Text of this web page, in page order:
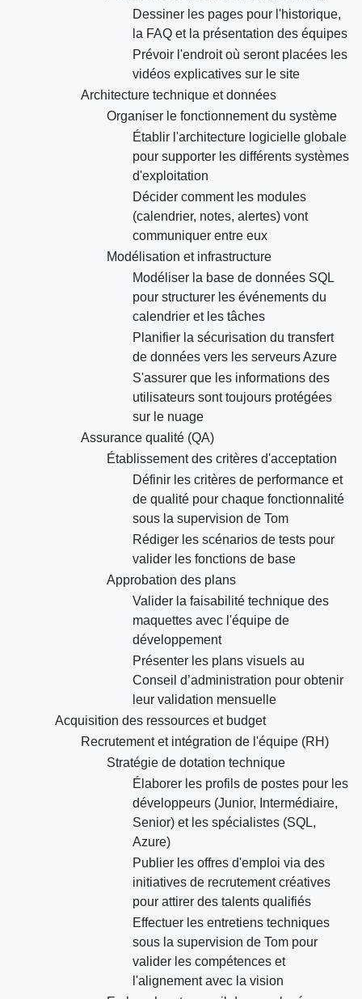
Dessiner les pages pour l'historique,
la FAQ et la présentation des équipes
Prévoir l'endroit où seront placées les
vidéos explicatives sur le site
Architecture technique et données
Organiser le fonctionnement du système
Établir l'architecture logicielle globale
pour supporter les différents systèmes
d'exploitation
Décider comment les modules
(calendrier, notes, alertes) vont
communiquer entre eux
Modélisation et infrastructure
Modéliser la base de données SQL
pour structurer les événements du
calendrier et les tâches
Planifier la sécurisation du transfert
de données vers les serveurs Azure
S'assurer que les informations des
utilisateurs sont toujours protégées
sur le nuage
Assurance qualité (QA)
Établissement des critères d'acceptation
Définir les critères de performance et
de qualité pour chaque fonctionnalité
sous la supervision de Tom
Rédiger les scénarios de tests pour
valider les fonctions de base
Approbation des plans
Valider la faisabilité technique des
maquettes avec l'équipe de
développement
Présenter les plans visuels au
Conseil d’administration pour obtenir
leur validation mensuelle
Acquisition des ressources et budget
Recrutement et intégration de l'équipe (RH)
Stratégie de dotation technique
Élaborer les profils de postes pour les
développeurs (Junior, Intermédiaire,
Senior) et les spécialistes (SQL,
Azure)
Publier les offres d'emploi via des
initiatives de recrutement créatives
pour attirer des talents qualifiés
Effectuer les entretiens techniques
sous la supervision de Tom pour
valider les compétences et
l'alignement avec la vision